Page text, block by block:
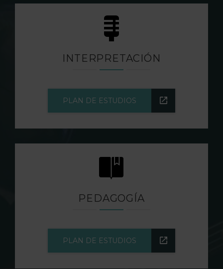
INTERPRETACIÓN
PLAN DE ESTUDIOS
PEDAGOGÍA
PLAN DE ESTUDIOS